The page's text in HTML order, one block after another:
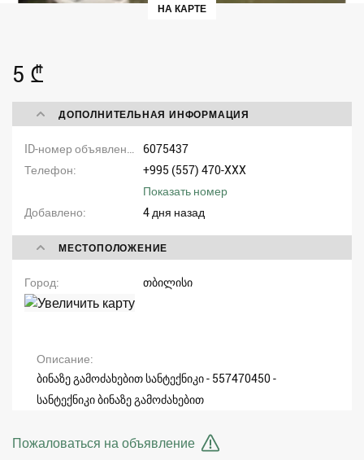
НА КАРТЕ
5 ₾
ДОПОЛНИТЕЛЬНАЯ ИНФОРМАЦИЯ
6075437
Телефон
+995 (557) 470-XXX
Показать номер
Добавлено
4 дня назад
МЕСТОПОЛОЖЕНИЕ
Город თბილისი
Описание
ბინაზე გამოძახებით სანტექნიკი - 557470450 -
სანტექნიკი ბინაზე გამოძახებით
Пожаловаться на объявление